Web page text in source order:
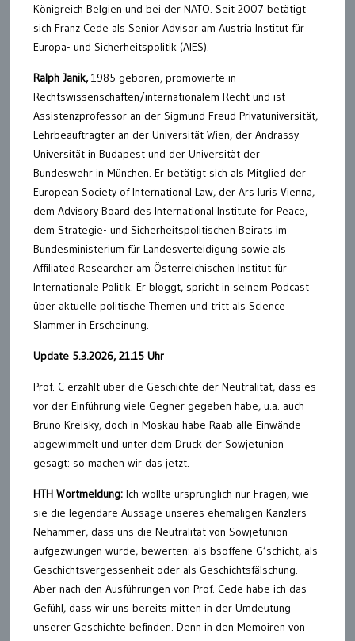
Königreich Belgien und bei der NATO. Seit 2007 betätigt
sich Franz Cede als Senior Advisor am Austria Institut für
Europa- und Sicherheitspolitik (AIES).
Ralph Janik,1985 geboren, promovierte in
Rechtswissenschaften/internationalem Recht und ist
Assistenzprofessor an der Sigmund Freud Privatuniversität,
Lehrbeauftragter an der Universität Wien, der Andrassy
Universität in Budapest und der Universität der
Bundeswehr in München. Er betätigt sich als Mitglied der
European Society of International Law, der Ars Iuris Vienna,
dem Advisory Board des International Institute for Peace,
dem Strategie- und Sicherheitspolitischen Beirats im
Bundesministerium für Landesverteidigung sowie als
Affiliated Researcher am Österreichischen Institut für
Internationale Politik. Er bloggt, spricht in seinem Podcast
über aktuelle politische Themen und tritt als Science
Slammer in Erscheinung.
Update 5.3.2026, 21.15 Uhr
Prof. C erzählt über die Geschichte der Neutralität, dass es
vor der Einführung viele Gegner gegeben habe, u.a. auch
Bruno Kreisky, doch in Moskau habe Raab alle Einwände
abgewimmelt und unter dem Druck der Sowjetunion
gesagt: so machen wir das jetzt.
HTH Wortmeldung: Ich wollte ursprünglich nur Fragen, wie
sie die legendäre Aussage unseres ehemaligen Kanzlers
Nehammer, dass uns die Neutralität von Sowjetunion
aufgezwungen wurde, bewerten: als bsoffene G’schicht, als
Geschichtsvergessenheit oder als Geschichtsfälschung.
Aber nach den Ausführungen von Prof. Cede habe ich das
Gefühl, dass wir uns bereits mitten in der Umdeutung
unserer Geschichte befinden. Denn in den Memoiren von